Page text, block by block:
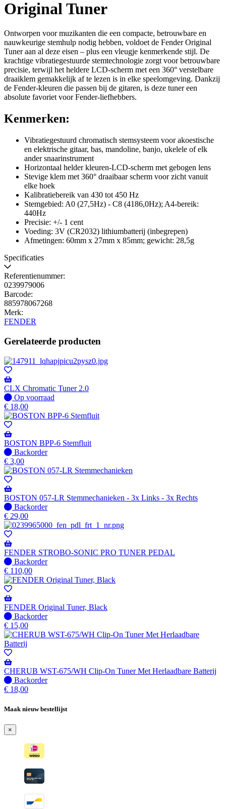
Original Tuner
Ontworpen voor muzikanten die een compacte, betrouwbare en
nauwkeurige stemhulp nodig hebben, voldoet de Fender Original
Tuner aan al deze eisen – plus een vleugje kenmerkende stijl. De
krachtige vibratiegestuurde stemtechnologie zorgt voor betrouwbare
precisie, terwijl het heldere LCD-scherm met een 360° verstelbare
draaiklem gemakkelijk af te lezen is in elke speelomgeving. Dankzij
de Fender-kleuren die passen bij de gitaren, is deze tuner een
absolute favoriet voor Fender-liefhebbers.
Kenmerken:
Vibratiegestuurd chromatisch stemsysteem voor akoestische
en elektrische gitaar, bas, mandoline, banjo, ukelele of elk
ander snaarinstrument
Horizontaal helder kleuren-LCD-scherm met gebogen lens
Stevige klem met 360° draaibaar scherm voor zicht vanuit
elke hoek
Kalibratiebereik van 430 tot 450 Hz
Stemgebied: A0 (27,5Hz) - C8 (4186,0Hz); A4-bereik:
440Hz
Precisie: +/- 1 cent
Voeding: 3V (CR2032) lithiumbatterij (inbegrepen)
Afmetingen: 60mm x 27mm x 85mm; gewicht: 28,5g
Specificaties
Referentienummer:
0239979006
Barcode:
885978067268
Merk:
FENDER
Gerelateerde producten
CLX Chromatic Tuner 2.0
Op
voorraad
Op voorraad
€ 18,00
BOSTON BPP-6 Stemfluit
Niet
op
voorraad
-
Wordt
verzonden
wanneer
beschikbaar
Backorder
€ 3,00
BOSTON 057-LR Stemmechanieken - 3x Links - 3x Rechts
Niet
op
voorraad
-
Wordt
verzonden
wanneer
beschikbaar
Backorder
€ 29,00
FENDER STROBO-SONIC PRO TUNER PEDAL
Niet
op
voorraad
-
Wordt
verzonden
wanneer
beschikbaar
Backorder
€ 110,00
FENDER Original Tuner, Black
Niet
op
voorraad
-
Wordt
verzonden
wanneer
beschikbaar
Backorder
€ 15,00
CHERUB WST-675/WH Clip-On Tuner Met Herlaadbare Batterij
Niet
op
-
verzonden
wanneer
beschikbaar
Backorder
€ 18,00
Maak nieuw bestellijst
×